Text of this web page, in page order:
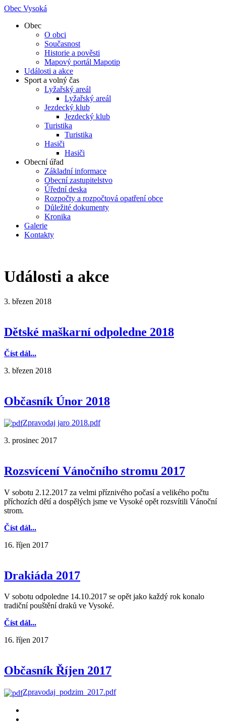
Obec Vysoká
Obec
O obci
Současnost
Historie a pověsti
Mapový portál Mapotip
Události a akce
Sport a volný čas
Lyžařský areál
Lyžařský areál
Jezdecký klub
Jezdecký klub
Turistika
Turistika
Hasiči
Hasiči
Obecní úřad
Základní informace
Obecní zastupitelstvo
Úřední deska
Rozpočty a rozpočtová opatření obce
Důležité dokumenty
Kronika
Galerie
Kontakty
Události a akce
3. březen 2018
Dětské maškarní odpoledne 2018
Číst dál...
3. březen 2018
Občasník Únor 2018
Zpravodaj jaro 2018.pdf
3. prosinec 2017
Rozsvícení Vánočního stromu 2017
V sobotu 2.12.2017 za velmi příznivého počasí a velikého počtu
příchozích dětí a dospělých jsme ve Vysoké opět rozsvítili Vánoční
strom.
Číst dál...
16. říjen 2017
Drakiáda 2017
V sobotu odpoledne 14.10.2017 se opět jako každý rok konalo
tradiční pouštění draků ve Vysoké.
Číst dál...
16. říjen 2017
Občasník Říjen 2017
Zpravodaj_podzim_2017.pdf